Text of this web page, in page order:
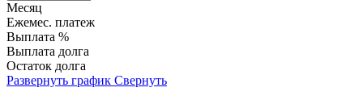
Месяц
Ежемес. платеж
Выплата %
Выплата долга
Остаток долга
Развернуть график Свернуть